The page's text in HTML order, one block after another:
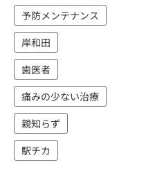
予防メンテナンス
岸和田
歯医者
痛みの少ない治療
親知らず
駅チカ